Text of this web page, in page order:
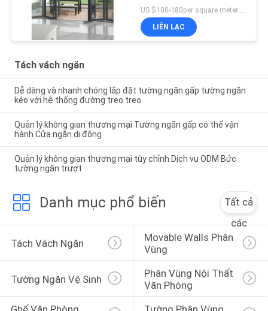
US $100-180per square meter MOQ:Không có MOQ, 1 mét vuông cũng có sẵn
LIÊN LẠC
Tách vách ngăn
Dễ dàng và nhanh chóng lắp đặt tường ngăn gấp tường ngăn
kéo với hệ thống đường treo treo
Quản lý không gian thương mại Tường ngăn gấp có thể vận
hành Cửa ngăn di động
Quản lý không gian thương mại tùy chỉnh Dịch vụ ODM Bức
tường ngăn trượt
Danh mục phổ biến
Tất cả
các
Tách Vách Ngăn
Movable Walls Phân
Vùng
Tường Ngăn Vệ Sinh
Phân Vùng Nội Thất
Văn Phòng